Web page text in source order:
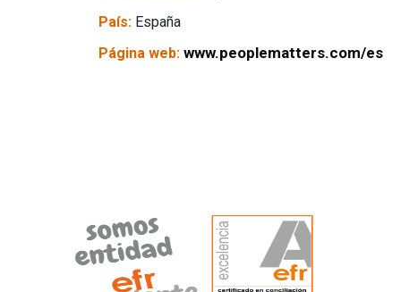
País: España
Página web: www.peoplematters.com/es